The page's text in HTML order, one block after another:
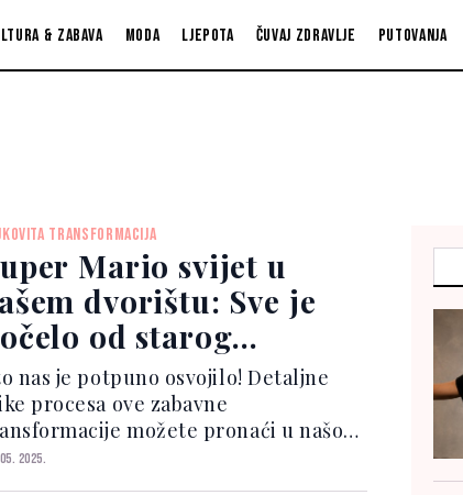
& zabava Moda Ljepota Čuvaj zdravlje Putovanja
TRANSFORMACIJA
Mario svijet u
dvorištu: Sve je
od starog
stola
nas je potpuno osvojilo! Detaljne
procesa ove zabavne
možete pronaći u našoj
galeriji. Koraci su jednostavni Stol
2025.